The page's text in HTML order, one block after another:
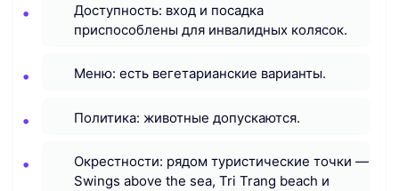
Доступность: вход и посадка
приспособлены для инвалидных колясок.
Меню: есть вегетарианские варианты.
Политика: животные допускаются.
Окрестности: рядом туристические точки —
Swings above the sea, Tri Trang beach и